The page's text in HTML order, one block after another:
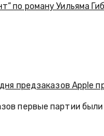
по роману Уильяма
предзаказов Apple
первые партии